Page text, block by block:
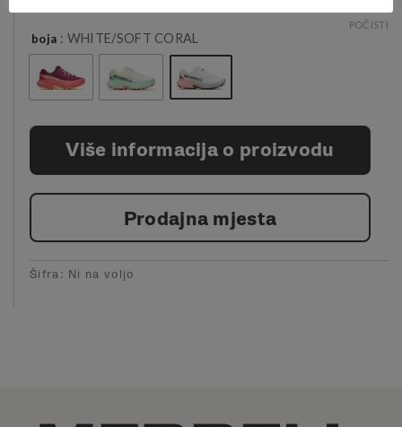
boja : WHITE/SOFT CORAL
POČISTI
Više informacija o proizvodu
Prodajna mjesta
Šifra: Ni na voljo